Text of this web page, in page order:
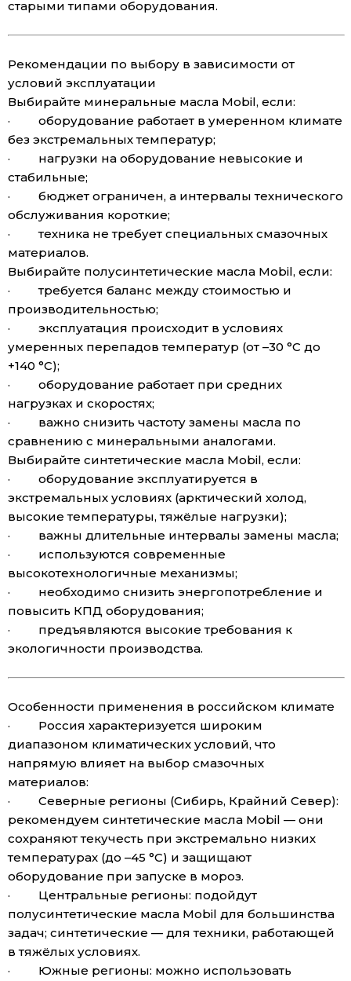
старыми типами оборудования.
Рекомендации по выбору в зависимости от
условий эксплуатации
Выбирайте минеральные масла Mobil, если:
· оборудование работает в умеренном климате
без экстремальных температур;
· нагрузки на оборудование невысокие и
стабильные;
· бюджет ограничен, а интервалы технического
обслуживания короткие;
· техника не требует специальных смазочных
материалов.
Выбирайте полусинтетические масла Mobil, если:
· требуется баланс между стоимостью и
производительностью;
· эксплуатация происходит в условиях
умеренных перепадов температур (от –30 °C до
+140 °C);
· оборудование работает при средних
нагрузках и скоростях;
· важно снизить частоту замены масла по
сравнению с минеральными аналогами.
Выбирайте синтетические масла Mobil, если:
· оборудование эксплуатируется в
экстремальных условиях (арктический холод,
высокие температуры, тяжёлые нагрузки);
· важны длительные интервалы замены масла;
· используются современные
высокотехнологичные механизмы;
· необходимо снизить энергопотребление и
повысить КПД оборудования;
· предъявляются высокие требования к
экологичности производства.
Особенности применения в российском климате
· Россия характеризуется широким
диапазоном климатических условий, что
напрямую влияет на выбор смазочных
материалов:
· Северные регионы (Сибирь, Крайний Север):
рекомендуем синтетические масла Mobil — они
сохраняют текучесть при экстремально низких
температурах (до –45 °C) и защищают
оборудование при запуске в мороз.
· Центральные регионы: подойдут
полусинтетические масла Mobil для большинства
задач; синтетические — для техники, работающей
в тяжёлых условиях.
· Южные регионы: можно использовать